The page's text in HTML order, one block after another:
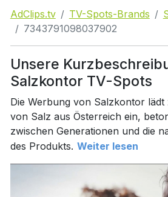
AdClips.tv TV-Spots-Brands
7343791098037902
Unsere
Salzkontor TV-Spots
Die Werbung von Salzkontor
von Salz aus Österreich ein,
zwischen Generationen und die
des Produkts. Weiter lesen